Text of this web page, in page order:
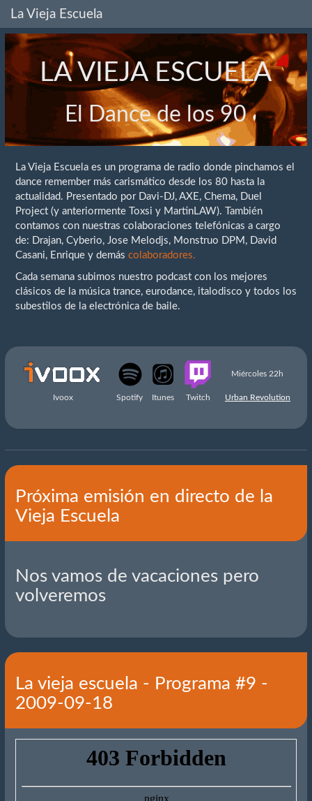
La Vieja Escuela
LA VIEJA ESCUELA
El Dance de los 90
La Vieja Escuela es un programa de radio donde pinchamos el
dance remember más carismático desde los 80 hasta la
actualidad. Presentado por Davi-DJ, AXE, Chema, Duel
Project (y anteriormente Toxsi y MartinLAW). También
contamos con nuestras colaboraciones telefónicas a cargo
de: Drajan, Cyberio, Jose Melodjs, Monstruo DPM, David
Casani, Enrique y demás colaboradores.
Cada semana subimos nuestro podcast con los mejores
clásicos de la música trance, eurodance, italodisco y todos los
subestilos de la electrónica de baile.
Miércoles 22h
Ivoox Spotify Itunes Twitch Urban Revolution
Próxima emisión en directo de la
Vieja Escuela
Nos vamos de vacaciones pero
volveremos
La vieja escuela - Programa #9 -
2009-09-18